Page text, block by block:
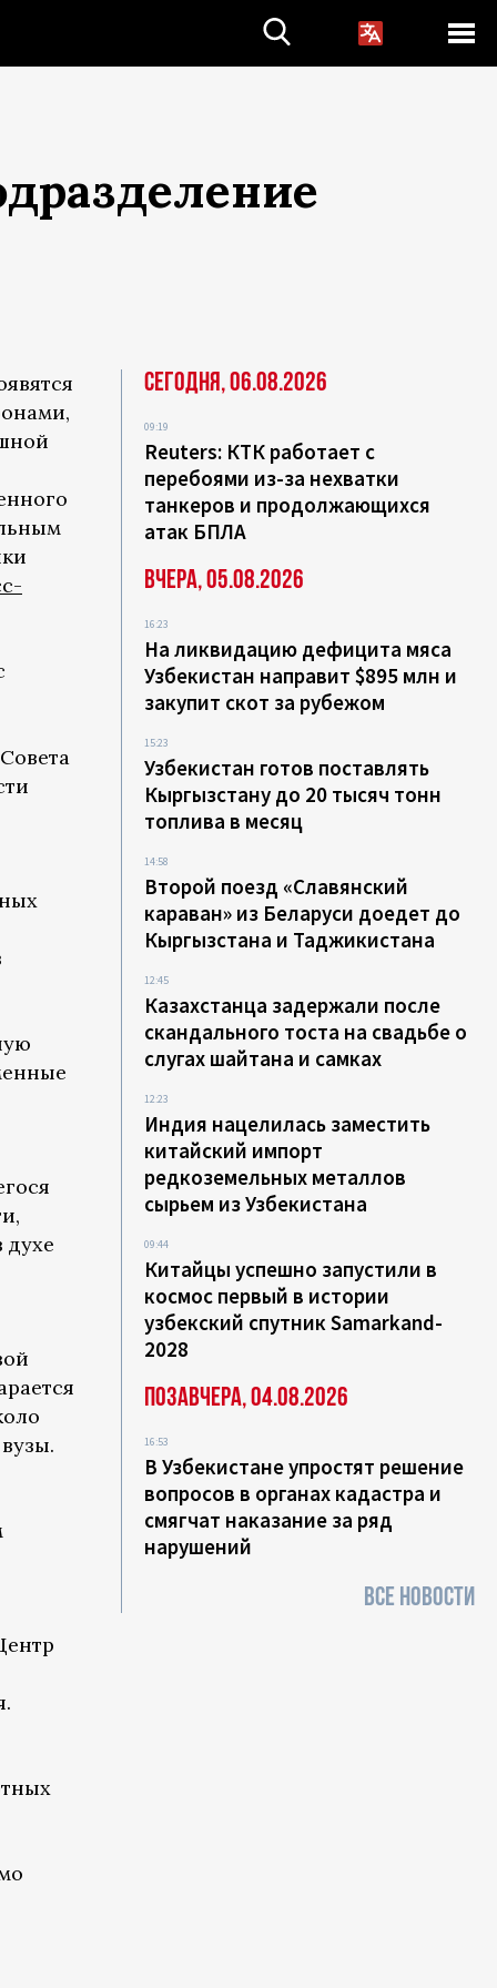
Сегодня, 06.08.2026
09:19
Reuters: КТК работает с
перебоями из-за нехватки
танкеров и продолжающихся
атак БПЛА
Вчера, 05.08.2026
16:23
На ликвидацию дефицита мяса
Узбекистан направит $895 млн и
закупит скот за рубежом
15:23
Узбекистан готов поставлять
Кыргызстану до 20 тысяч тонн
топлива в месяц
14:58
Второй поезд «Славянский
караван» из Беларуси доедет до
Кыргызстана и Таджикистана
12:45
Казахстанца задержали после
скандального тоста на свадьбе о
слугах шайтана и самках
12:23
Индия нацелилась заместить
китайский импорт
редкоземельных металлов
сырьем из Узбекистана
09:44
Китайцы успешно запустили в
космос первый в истории
узбекский спутник Samarkand-
2028
Позавчера, 04.08.2026
16:53
В Узбекистане упростят решение
вопросов в органах кадастра и
смягчат наказание за ряд
нарушений
ВСЕ НОВОСТИ